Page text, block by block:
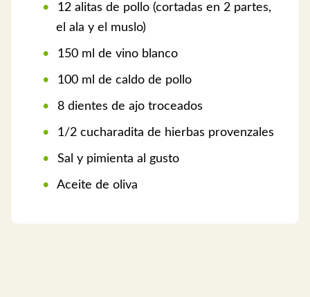
12 alitas de pollo (cortadas en 2 partes,
el ala y el muslo)
150 ml de vino blanco
100 ml de caldo de pollo
8 dientes de ajo troceados
1/2 cucharadita de hierbas provenzales
Sal y pimienta al gusto
Aceite de oliva